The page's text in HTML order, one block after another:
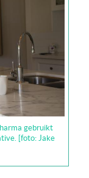
gebruikt
[foto: Jake